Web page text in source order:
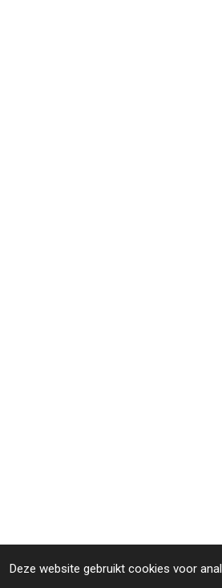
Deze website gebruikt cookies voor